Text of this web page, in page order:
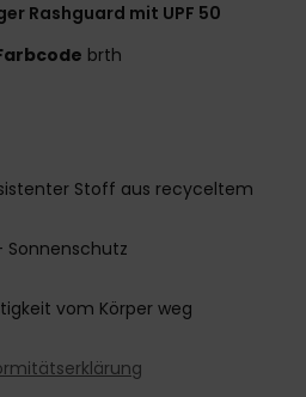
Rashguard mit UPF 50
brth
Stoff aus recyceltem
Sonnenschutz
vom Körper weg